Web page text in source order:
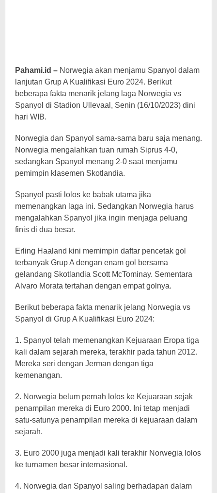
Pahami.id – Norwegia akan menjamu Spanyol dalam
lanjutan Grup A Kualifikasi Euro 2024. Berikut
beberapa fakta menarik jelang laga Norwegia vs
Spanyol di Stadion Ullevaal, Senin (16/10/2023) dini
hari WIB.
Norwegia dan Spanyol sama-sama baru saja menang.
Norwegia mengalahkan tuan rumah Siprus 4-0,
sedangkan Spanyol menang 2-0 saat menjamu
pemimpin klasemen Skotlandia.
Spanyol pasti lolos ke babak utama jika
memenangkan laga ini. Sedangkan Norwegia harus
mengalahkan Spanyol jika ingin menjaga peluang
finis di dua besar.
Erling Haaland kini memimpin daftar pencetak gol
terbanyak Grup A dengan enam gol bersama
gelandang Skotlandia Scott McTominay. Sementara
Alvaro Morata tertahan dengan empat golnya.
Berikut beberapa fakta menarik jelang Norwegia vs
Spanyol di Grup A Kualifikasi Euro 2024:
1. Spanyol telah memenangkan Kejuaraan Eropa tiga
kali dalam sejarah mereka, terakhir pada tahun 2012.
Mereka seri dengan Jerman dengan tiga
kemenangan.
2. Norwegia belum pernah lolos ke Kejuaraan sejak
penampilan mereka di Euro 2000. Ini tetap menjadi
satu-satunya penampilan mereka di kejuaraan dalam
sejarah.
3. Euro 2000 juga menjadi kali terakhir Norwegia lolos
ke turnamen besar internasional.
4. Norwegia dan Spanyol saling berhadapan dalam